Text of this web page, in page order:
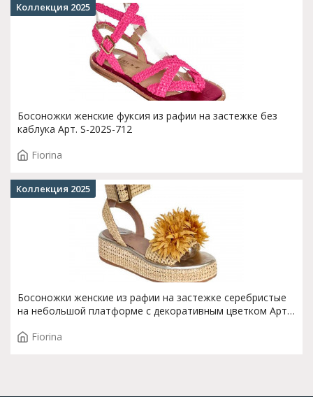
Босоножки женские фуксия из рафии на застежке без
каблука Арт. S-202S-712
Fiorina
Коллекция 2025
Босоножки женские из рафии на застежке серебристые
на небольшой платформе с декоративным цветком Арт.
Fiorina
Коллекция 2025